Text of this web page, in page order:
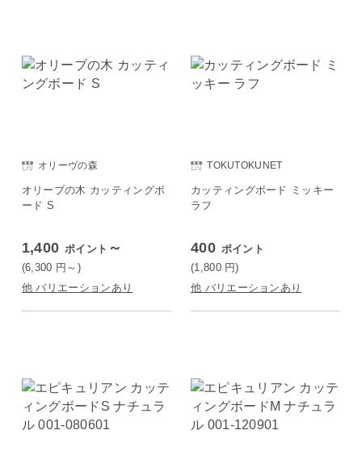
オリーヴの森
オリーブの木 カッティングボ
ード S
1,400 ポイント ～
(6,300 円 ～)
他 バリエーションあり
TOKUTOKUNET
カッティングボード ミッキー
ラフ
400 ポイント
(1,800 円)
他 バリエーションあり